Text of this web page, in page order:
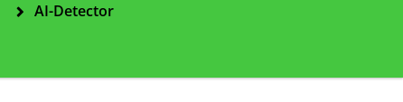
AI-Detector